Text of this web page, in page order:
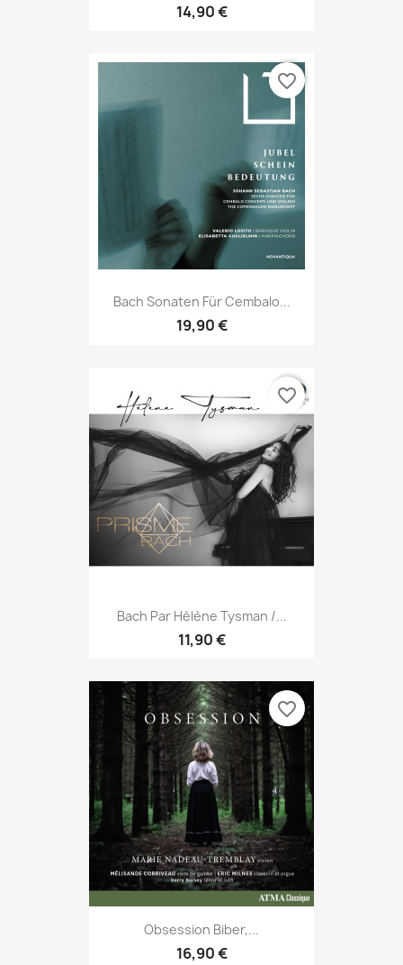
14,90 €
Bach Sonaten Für Cembalo...
19,90 €
favorite_border
Bach Par Hélène Tysman /...
11,90 €
favorite_border
Obsession Biber,...
16,90 €
favorite_border